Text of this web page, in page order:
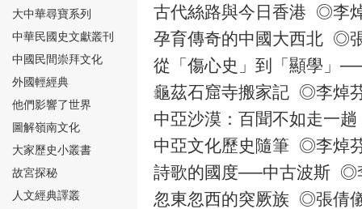
⑯
⑰
大中華尋寶系列
中華民國史文獻叢刊
中國民間崇拜文化
外國輕經典
他們影響了世界
圖解嶺南文化
大家歷史小叢書
故宮探秘
人文經典譯叢
古代絲路與今日香港 ◎李
孕育傳奇的中國大西北 ◎
從「傷心史」到「顯學」
龜茲石窟寺搬家記 ◎李焯
中亞沙漠：百聞不如走一
中亞文化歷史隨筆 ◎李焯
詩歌的國度──中古波斯 ◎
忽東忽西的突厥族 ◎張倩